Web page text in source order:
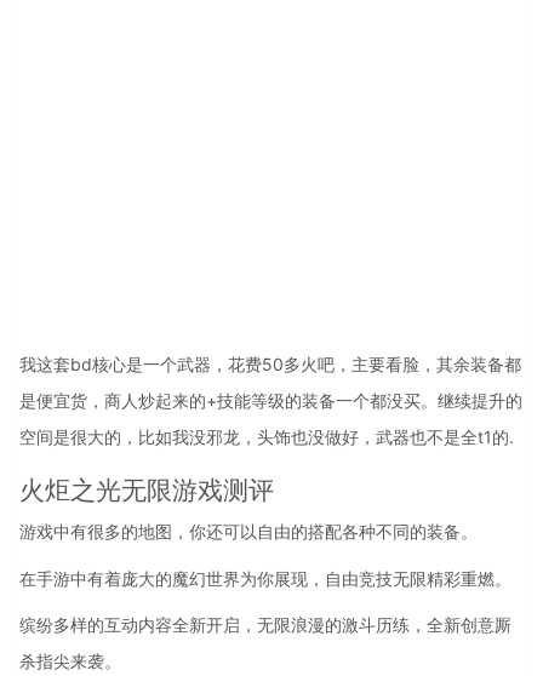
我这套bd核心是一个武器，花费50多火吧，主要看脸，其余装备都
是便宜货，商人炒起来的+技能等级的装备一个都没买。继续提升的
空间是很大的，比如我没邪龙，头饰也没做好，武器也不是全t1的.
火炬之光无限游戏测评
游戏中有很多的地图，你还可以自由的搭配各种不同的装备。
在手游中有着庞大的魔幻世界为你展现，自由竞技无限精彩重燃。
缤纷多样的互动内容全新开启，无限浪漫的激斗历练，全新创意厮
杀指尖来袭。